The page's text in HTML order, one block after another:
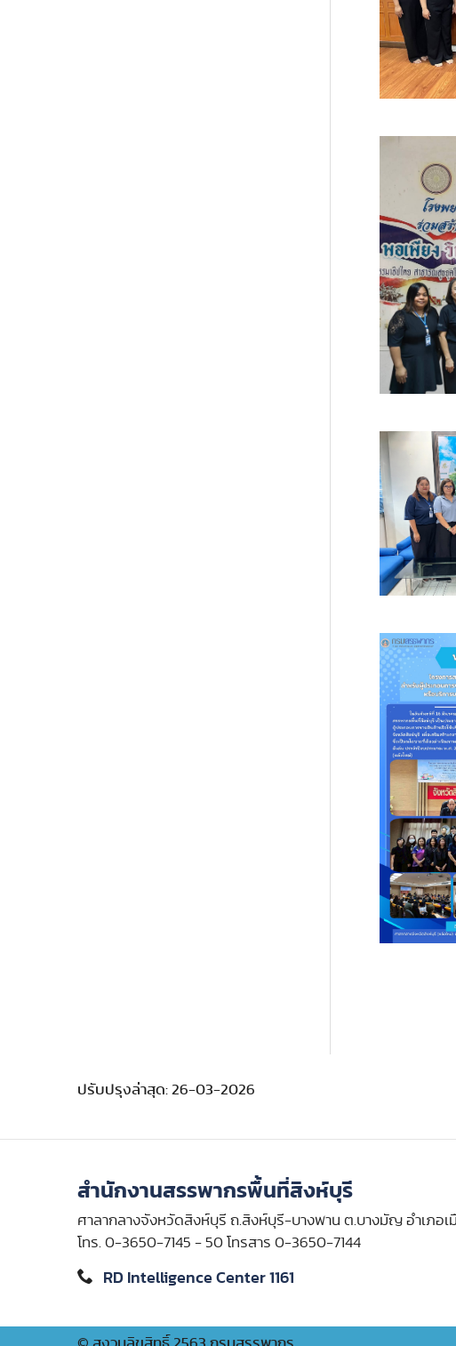
ปรับปรุงล่าสุด: 26-03-2026
สำนักงานสรรพากรพื้นที่สิงห์บุรี
ศาลากลางจังหวัดสิงห์บุรี ถ.สิงห์บุรี-บางพาน ต.บางมัญ อำเภอ
โทร. 0-3650-7145 - 50 โทรสาร 0-3650-7144
RD Intelligence Center 1161